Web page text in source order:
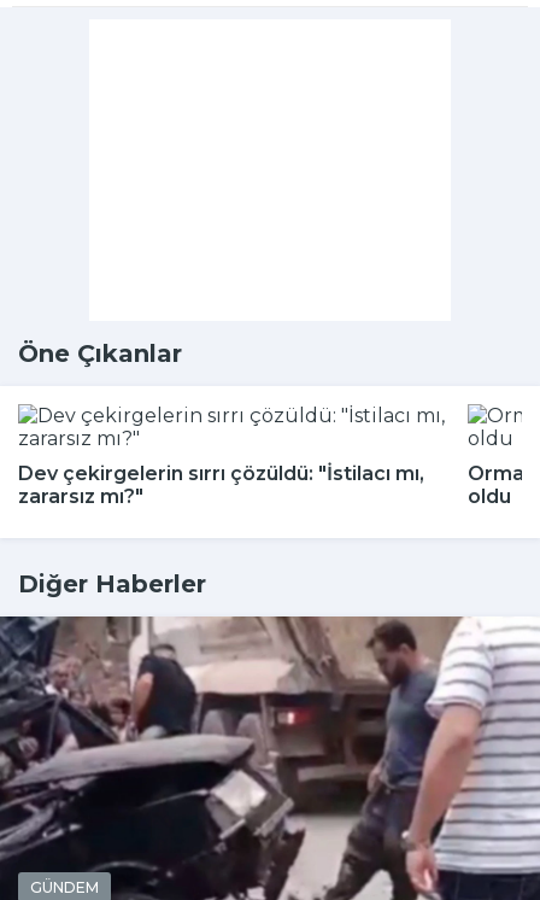
Öne Çıkanlar
Dev çekirgelerin sırrı çözüldü: "İstilacı mı,
zararsız mı?"
oldu
Diğer Haberler
GÜNDEM